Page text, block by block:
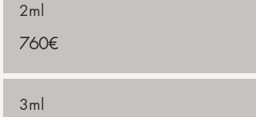
2ml
760€
3ml